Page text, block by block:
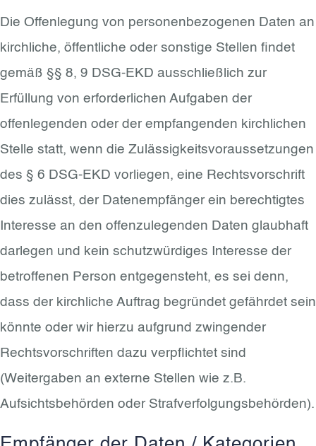
Die Offenlegung von personenbezogenen Daten an
kirchliche, öffentliche oder sonstige Stellen findet
gemäß §§ 8, 9 DSG-EKD ausschließlich zur
Erfüllung von erforderlichen Aufgaben der
offenlegenden oder der empfangenden kirchlichen
Stelle statt, wenn die Zulässigkeitsvoraussetzungen
des § 6 DSG-EKD vorliegen, eine Rechtsvorschrift
dies zulässt, der Datenempfänger ein berechtigtes
Interesse an den offenzulegenden Daten glaubhaft
darlegen und kein schutzwürdiges Interesse der
betroffenen Person entgegensteht, es sei denn,
dass der kirchliche Auftrag begründet gefährdet sein
könnte oder wir hierzu aufgrund zwingender
Rechtsvorschriften dazu verpflichtet sind
(Weitergaben an externe Stellen wie z.B.
Aufsichtsbehörden oder Strafverfolgungsbehörden).